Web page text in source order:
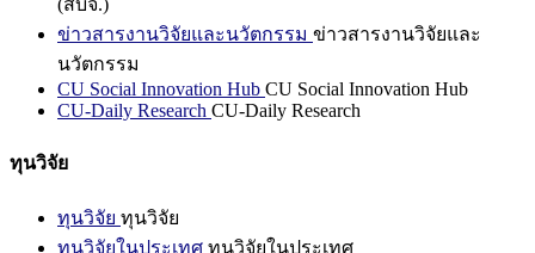
(สบจ.)
ข่าวสารงานวิจัยและนวัตกรรม ข่าวสารงานวิจัยและ
นวัตกรรม
CU Social Innovation Hub CU Social Innovation Hub
CU-Daily Research CU-Daily Research
ทุนวิจัย
ทุนวิจัย ทุนวิจัย
ทุนวิจัยในประเทศ ทุนวิจัยในประเทศ